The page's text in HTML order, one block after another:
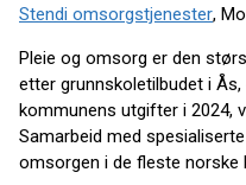
Stendi omsorgstjenester,
Pleie og omsorg er den
etter grunnskoletilbudet i
kommunens utgifter i 2024,
Samarbeid med
omsorgen i de fleste norske